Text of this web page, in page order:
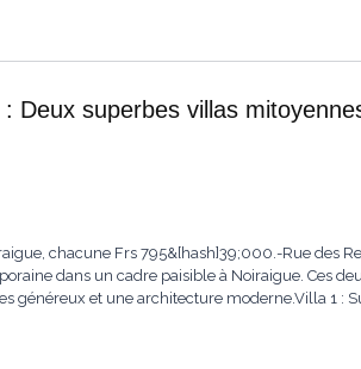
Deux superbes villas
chacune Frs 795&[hash]39;000.-Rue des
dans un cadre paisible à Noiraigue. Ces
généreux et une architecture moderne.Villa 1 :